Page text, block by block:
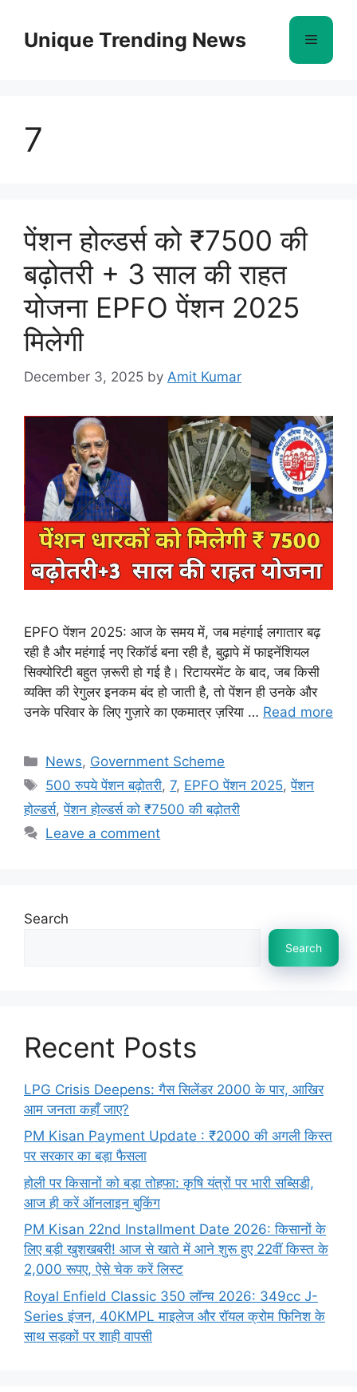
contentUnique Trending News Menu
7
पेंशन होल्डर्स को ₹7500 की
बढ़ोतरी + 3 साल की राहत
योजना EPFO ​​पेंशन 2025
मिलेगी
December 3, 2025 by Amit Kumar
EPFO पेंशन 2025: आज के समय में, जब महंगाई लगातार बढ़
रही है और महंगाई नए रिकॉर्ड बना रही है, बुढ़ापे में फाइनेंशियल
सिक्योरिटी बहुत ज़रूरी हो गई है। रिटायरमेंट के बाद, जब किसी
व्यक्ति की रेगुलर इनकम बंद हो जाती है, तो पेंशन ही उनके और
उनके परिवार के लिए गुज़ारे का एकमात्र ज़रिया … Read more
Categories
News, Government Scheme
Tags
500 रुपये पेंशन बढ़ोतरी,7, EPFO पेंशन 2025,पेंशन
होल्डर्स,पेंशन होल्डर्स को ₹7500 की बढ़ोतरी
Leave a comment
Search
Search
Recent Posts
LPG Crisis Deepens: गैस सिलेंडर 2000 के पार, आखिर
आम जनता कहाँ जाए?
PM Kisan Payment Update : ₹2000 की अगली किस्त
पर सरकार का बड़ा फैसला
होली पर किसानों को बड़ा तोहफा: कृषि यंत्रों पर भारी सब्सिडी,
आज ही करें ऑनलाइन बुकिंग
PM Kisan 22nd Installment Date 2026: किसानों के
लिए बड़ी खुशखबरी! आज से खाते में आने शुरू हुए 22वीं किस्त के
2,000 रूपए, ऐसे चेक करें लिस्ट
Royal Enfield Classic 350 लॉन्च 2026: 349cc J-
Series इंजन, 40KMPL माइलेज और रॉयल क्रोम फिनिश के
साथ सड़कों पर शाही वापसी